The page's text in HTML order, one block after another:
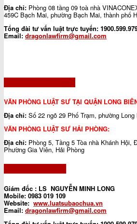
Địa chỉ: Phòng 08 tầng 09 toà nhà
459C Bạch Mai, phường Bạch Mai, thành phố
Tổng đài tư vấn luật trực tuyến:
Email: dragonlawfirm@gmail.com
VĂN PHÒNG LUẬT SƯ TẠI QUẬN LONG
Địa chỉ: Số 22 ngõ 29 Phố Trạm, phường
VĂN PHÒNG LUẬT SƯ HẢI PHÒNG:
Địa chỉ: Phòng 5, Tầng 5 Tòa nhà Khánh Hội,
Phường Gia Viên, Hải Phòng
Giám đốc : LS NGUYỄN MINH LONG
Mobile: 0983 019 109
Website: www.luatsubaochua.vn
Email: dragonlawfirm@gmail.com